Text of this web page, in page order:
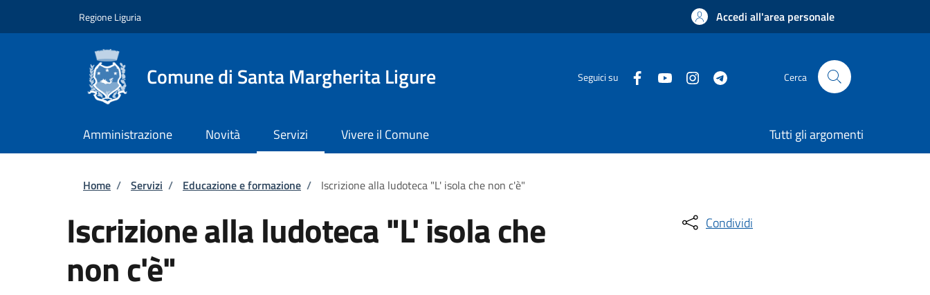
Regione Liguria Accedi all'area personale
Comune di Santa Margherita Ligure Seguici su Cerca
Amministrazione Novità Servizi Vivere il Comune Tutti gli argomenti
Briciole di pane
Home / Servizi / Educazione e formazione / Iscrizione alla ludoteca "L' isola che non c'è"
Iscrizione alla ludoteca "L' isola che
non c'è"
Condividi